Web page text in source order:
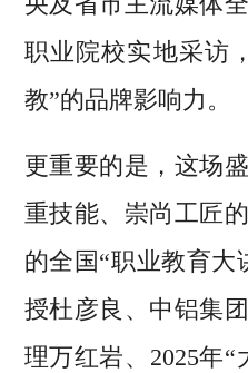
职业院校实地采访
教”的品牌影响力。
更重要的是，这场
重技能、崇尚工匠
的全国“职业教育大
授杜彦良、中铝集
理万红岩、2025年